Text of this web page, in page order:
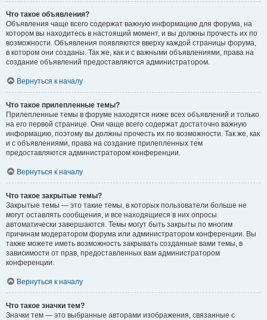
Что такое объявления?
Объявления чаще всего содержат важную информацию для форума, на
котором вы находитесь в настоящий момент, и вы должны прочесть их по
возможности. Объявления появляются вверху каждой страницы форума,
в котором они созданы. Так же, как и с важными объявлениями, права на
создание объявлений предоставляются администратором.
Вернуться к началу
Что такое прилепленные темы?
Прилепленные темы в форуме находятся ниже всех объявлений и только
на его первой странице. Они чаще всего содержат достаточно важную
информацию, поэтому вы должны прочесть их по возможности. Так же, как
и с объявлениями, права на создание прилепленных тем
предоставляются администратором конференции.
Вернуться к началу
Что такое закрытые темы?
Закрытые темы — это такие темы, в которых пользователи больше не
могут оставлять сообщения, и все находящиеся в них опросы
автоматически завершаются. Темы могут быть закрыты по многим
причинам модератором форума или администратором конференции. Вы
также можете иметь возможность закрывать созданные вами темы, в
зависимости от прав, предоставленных вам администратором
конференции.
Вернуться к началу
Что такое значки тем?
Значки тем — это выбранные авторами изображения, связанные с